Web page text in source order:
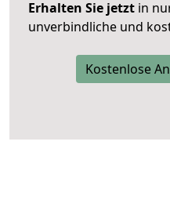
Erhalten Sie jetzt in
unverbindliche und
Kostenlose